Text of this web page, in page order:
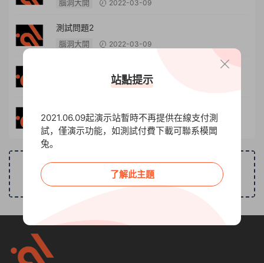
腦洞大開 2022-03-09
測試問題2
腦洞大開 2022-03-09
2022-03-09
腦洞大開 2022-03-09
分類頁可無限自定義分類法篩選
站點提示
2021.06.09起演示站暫時不再提供在線支付測
試，僅演示功能，如測試付費下載可聯系模闆
兔。
了解此主題